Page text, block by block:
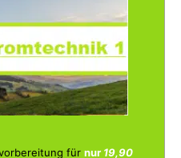
für nur 19,90